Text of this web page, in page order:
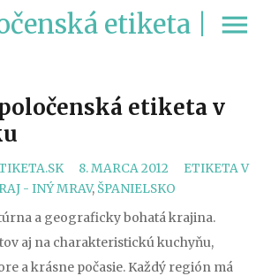
etiketa | menu
etiketa v
8. MARCA 2012 CATEGORIES
ETIKETA V
- INÝ MRAV, ŠPANIELSKO
a geograficky bohatá krajina.
aj na charakteristickú kuchyňu,
a krásne počasie. Každý región má